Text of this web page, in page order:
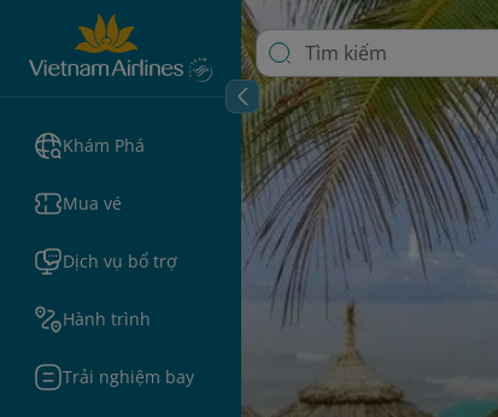
Khám Phá
Mua vé
Dịch vụ bổ trợ
Hành trình
Trải nghiệm bay